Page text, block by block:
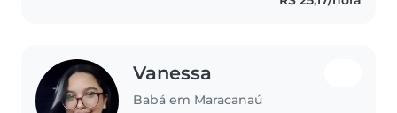
Vanessa
Babá em Maracanaú